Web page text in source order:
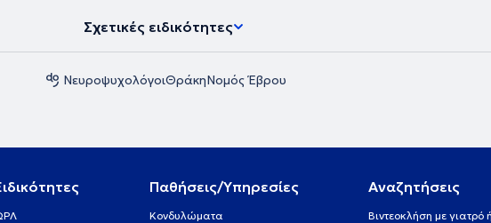
Σχετικές ειδικότητες
ΝευροψυχολόγοιΘράκηΝομός Έβρου
Παθήσεις/Υπηρεσίες
Κονδυλώματα
Αναζητήσεις
Βιντεοκλήση με